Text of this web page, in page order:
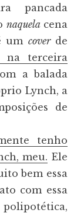
pancada
naquelacena
um coverde
na terceira
a balada
Lynch, a
de
tenho
meu. Ele
bem essa
com essa